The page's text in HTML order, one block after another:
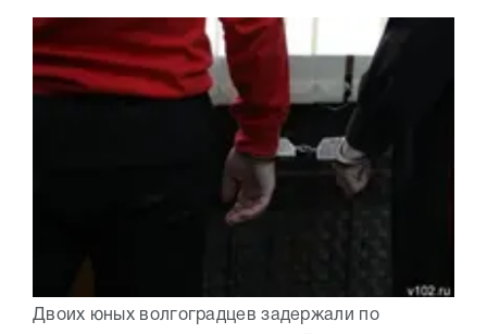
Двоих юных волгоградцев задержали по